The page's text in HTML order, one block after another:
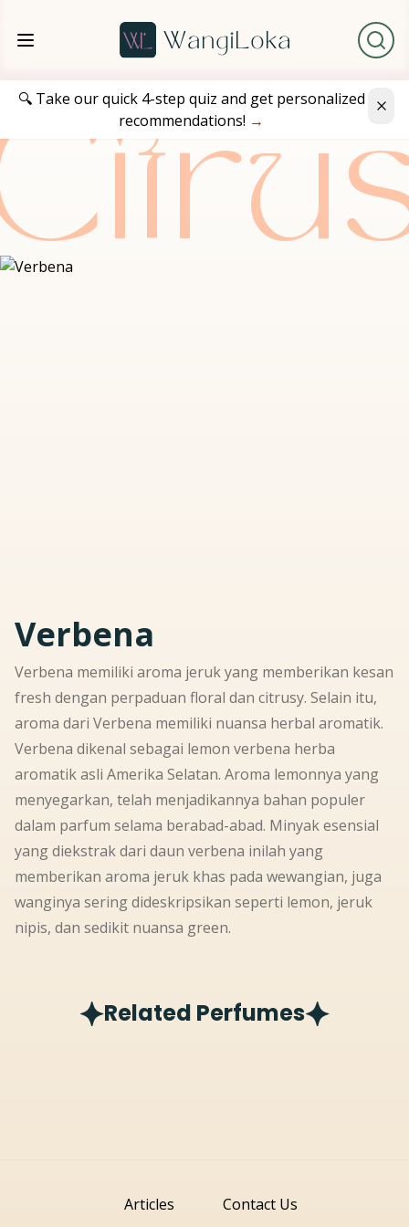
🔍 Take our quick 4-step quiz and get personalized
recommendations! →
Verbena
Verbena memiliki aroma jeruk yang memberikan kesan
fresh dengan perpaduan floral dan citrusy. Selain itu,
aroma dari Verbena memiliki nuansa herbal aromatik.
Verbena dikenal sebagai lemon verbena herba
aromatik asli Amerika Selatan. Aroma lemonnya yang
menyegarkan, telah menjadikannya bahan populer
dalam parfum selama berabad-abad. Minyak esensial
yang diekstrak dari daun verbena inilah yang
memberikan aroma jeruk khas pada wewangian, juga
wanginya sering dideskripsikan seperti lemon, jeruk
nipis, dan sedikit nuansa green.
Related Perfumes
Articles Contact Us